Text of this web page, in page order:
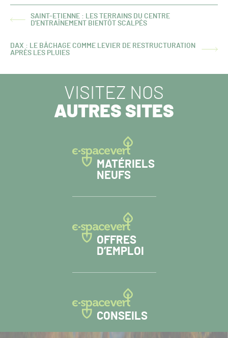
ARTICLE
SAINT-ETIENNE : LES TERRAINS DU CENTRE
D'ENTRAÎNEMENT BIENTÔT SCALPÉS
ARTICLE
DAX : LE BÂCHAGE COMME LEVIER DE RESTRUCTURATION
APRÈS LES PLUIES
VISITEZ NOS
AUTRES SITES
MATÉRIELS
NEUFS
OFFRES
D’EMPLOI
CONSEILS